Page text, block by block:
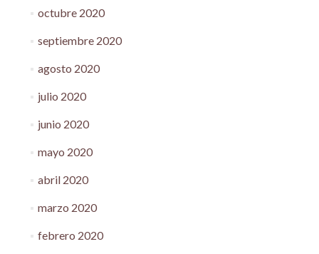
octubre 2020
septiembre 2020
agosto 2020
julio 2020
junio 2020
mayo 2020
abril 2020
marzo 2020
febrero 2020